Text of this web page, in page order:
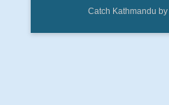
Catch Kathmandu by